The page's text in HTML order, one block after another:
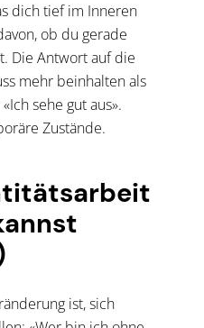
dich tief im Inneren
ob du gerade
Die Antwort auf die
mehr beinhalten als
sehe gut aus».
Zustände.
ist, sich